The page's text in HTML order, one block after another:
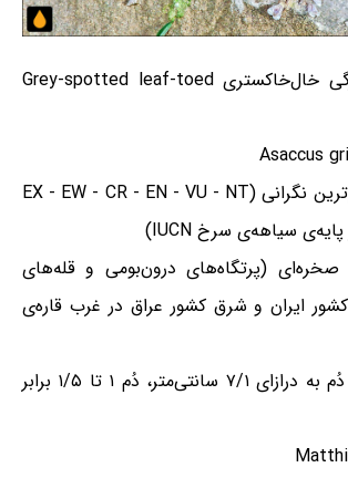
گکوی انگشت‌برگی خال‌خاکستری Grey-spotted leaf-toed
Asaccus
گونه‌ی با کم‌ترین نگرانی (EX - EW - CR - EN - VU - NT
صخره‌ای (پرتگاه‌های درون‌بومی و قله‌های
ایران و شرق کشور عراق در غرب قاره‌ی
پوزه تا پایه‌ی دُم به درازای ۷/۱ سانتی‌متر، دُم ۱ تا ۱/۵ برابر